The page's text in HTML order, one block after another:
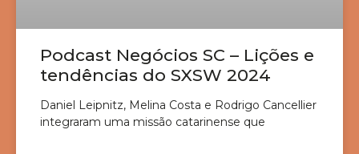
Podcast Negócios SC – Lições e
tendências do SXSW 2024
Daniel Leipnitz, Melina Costa e Rodrigo Cancellier
integraram uma missão catarinense que